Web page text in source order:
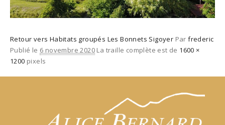
Retour vers Habitats groupés Les Bonnets Sigoyer Parfrederic
Publié le 6 novembre 2020 La traille complète est de 1600 ×
1200 pixels